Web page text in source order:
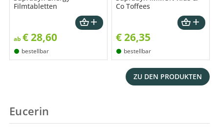
Filmtabletten
ab€28,60
bestellbar
Co Toffees
€26,35
bestellbar
ZU DEN PRODUKTEN
Eucerin